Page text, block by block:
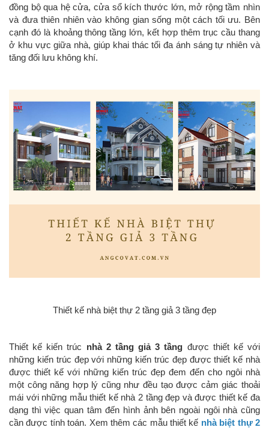
đồng bộ qua hệ cửa, cửa sổ kích thước lớn, mở rộng tầm nhìn
và đưa thiên nhiên vào không gian sống một cách tối ưu. Bên
cạnh đó là khoảng thông tầng lớn, kết hợp thêm trục cầu thang
ở khu vực giữa nhà, giúp khai thác tối đa ánh sáng tự nhiên và
tăng đối lưu không khí.
Thiết kế nhà biệt thự 2 tầng giả 3 tầng đẹp
Thiết kế kiến trúc nhà 2 tầng giả 3 tầng được thiết kế với
những kiến trúc đẹp với những kiến trúc đẹp được thiết kế nhà
được thiết kế với những kiến trúc đẹp đem đến cho ngôi nhà
một công năng hợp lý cũng như đều tạo được cảm giác thoải
mái với những mẫu thiết kế nhà 2 tầng đẹp và được thiết kế đa
dạng thì việc quan tâm đến hình ảnh bên ngoài ngôi nhà cũng
cần được tính toán. Xem thêm các mẫu thiết kế nhà biệt thự 2